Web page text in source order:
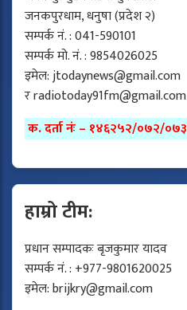
जनकपुरधाम, धनुषा (प्रदेश २)
सम्पर्क नं. : 041-590101
सम्पर्क मो. नं. : 9854026025
इमेल:jtodaynews@gmail.com
रradiotoday91fm@gmail.com
क. दर्ता नंः – १४६२५२/०७२/०७३
हाम्रो टीम:
प्रधान सम्पादकः बृजकुमार यादव
सम्पर्क नं. : +977-9801620025
इमेल:brijkry@gmail.com